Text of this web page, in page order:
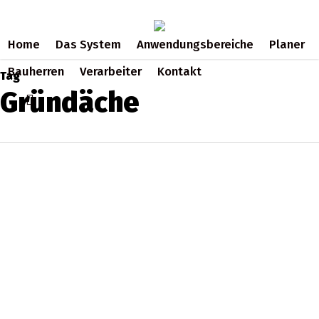
main
content
Home Das System Anwendungsbereiche
Planer
Bauherren
Verarbeiter Kontakt
search
Tag
Gründäche